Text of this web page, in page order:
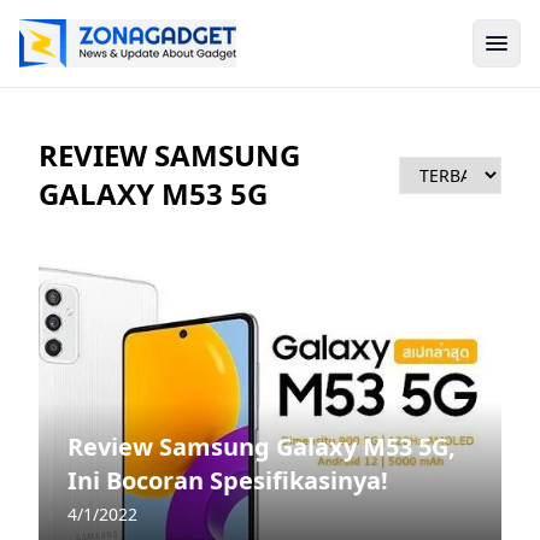
REVIEW SAMSUNG
GALAXY M53 5G
Review Samsung Galaxy M53 5G,
Ini Bocoran Spesifikasinya!
4/1/2022